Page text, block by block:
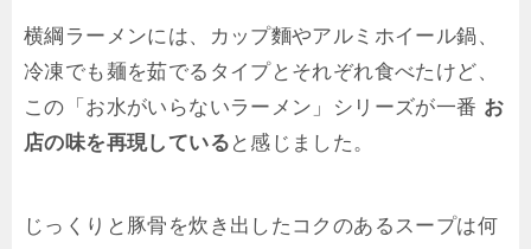
横綱ラーメンには、カップ麵やアルミホイール鍋、
冷凍でも麺を茹でるタイプとそれぞれ食べたけど、
この「お水がいらないラーメン」シリーズが一番 お
店の味を再現している と感じました。
じっくりと豚骨を炊き出したコクのあるスープは何